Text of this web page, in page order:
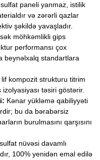
paneli yanmaz, istilik
və zərərli qazlar
şəkildə yavaşladır.
möhkəmlikli gips
performansı çox
beynəlxalq standartlara
kompozit strukturu titrim
təsiri göstərir.
Kənar yükləmə qabiliyyəti
bu da bərabərsiz
burulmasını qarşısını
nüvəsi davamlı
100% yenidən emal edilə